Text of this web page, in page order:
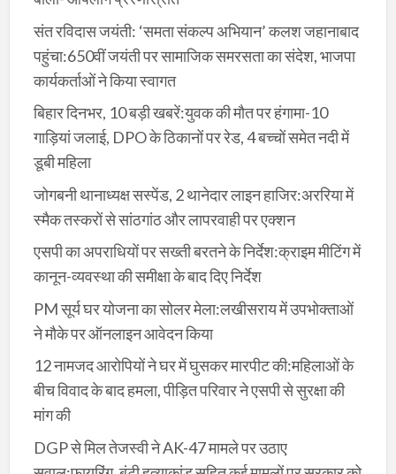
संत रविदास जयंती: ‘समता संकल्प अभियान’ कलश जहानाबाद
पहुंचा:650वीं जयंती पर सामाजिक समरसता का संदेश, भाजपा
कार्यकर्ताओं ने किया स्वागत
बिहार दिनभर, 10 बड़ी खबरें:युवक की मौत पर हंगामा-10
गाड़ियां जलाई, DPO के ठिकानों पर रेड, 4 बच्चों समेत नदी में
डूबी महिला
जोगबनी थानाध्यक्ष सस्पेंड, 2 थानेदार लाइन हाजिर:अररिया में
स्मैक तस्करों से सांठगांठ और लापरवाही पर एक्शन
एसपी का अपराधियों पर सख्ती बरतने के निर्देश:क्राइम मीटिंग में
कानून-व्यवस्था की समीक्षा के बाद दिए निर्देश
PM सूर्य घर योजना का सोलर मेला:लखीसराय में उपभोक्ताओं
ने मौके पर ऑनलाइन आवेदन किया
12 नामजद आरोपियों ने घर में घुसकर मारपीट की:महिलाओं के
बीच विवाद के बाद हमला, पीड़ित परिवार ने एसपी से सुरक्षा की
मांग की
DGP से मिल तेजस्वी ने AK-47 मामले पर उठाए